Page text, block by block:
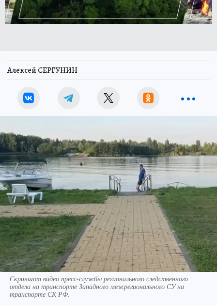
Алексей СЕРГУНИН
Скриншот видео пресс-службы регионального следственного
отдела на транспорте Западного межрегионального СУ на
транспорте СК РФ.